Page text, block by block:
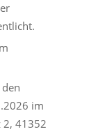
im
2, 41352